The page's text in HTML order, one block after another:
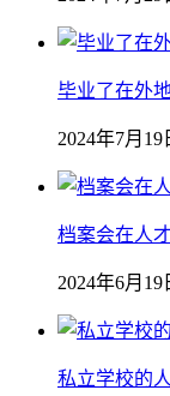
毕业了在外
2024年7月19
档案会在人
2024年6月19
私立学校的